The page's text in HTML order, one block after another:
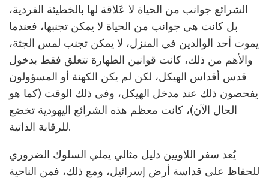
الشرائع جوانب من الحياة لا عَلاقة لها بالخطيئة الفردية،
بل كانت هي جوانب من الحياة لا يمكن تجنبها، فعندما
يموت أحد الوالدين في المنزل، لا يمكن تجنب لمس الجثة،
والأهم من ذلك، كانت قوانين الطهارة تتعلق فقط بدخول
قدس أقداس الهيكل، لكن لم يكن الكهنة أو المسؤولون
يفحصون ذلك عند مدخل الهيكل، وفي ذلك الوقت (كما هو
الحال الآن)، كانت معظم هذه الشرائع اليهودية تخضع
للرقابة الذاتية.
يُعد سفر اللاويين دليل مثالي يملي السلوك الضروري
للحفاظ على قداسة أرض إسرائيل، ومع ذلك، فمن الناحية